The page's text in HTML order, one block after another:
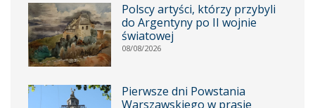
Polscy artyści, którzy przybyli
do Argentyny po II wojnie
światowej
08/08/2026
Pierwsze dni Powstania
Warszawskiego w prasie